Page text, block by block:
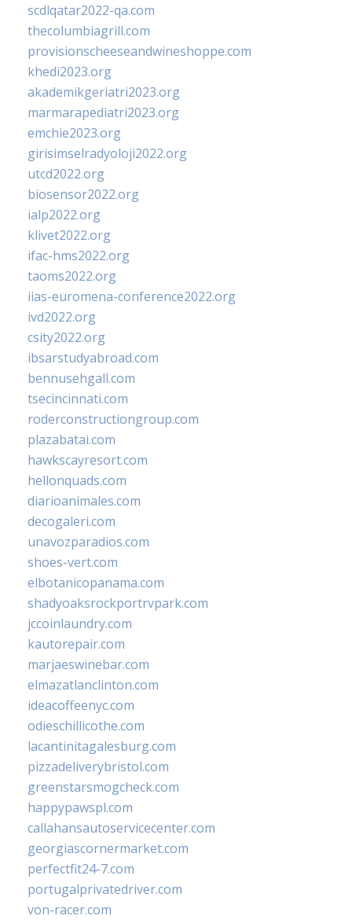
scdlqatar2022-qa.com
thecolumbiagrill.com
provisionscheeseandwineshoppe.com
khedi2023.org
akademikgeriatri2023.org
marmarapediatri2023.org
emchie2023.org
girisimselradyoloji2022.org
utcd2022.org
biosensor2022.org
ialp2022.org
klivet2022.org
ifac-hms2022.org
taoms2022.org
iias-euromena-conference2022.org
ivd2022.org
csity2022.org
ibsarstudyabroad.com
bennusehgall.com
tsecincinnati.com
roderconstructiongroup.com
plazabatai.com
hawkscayresort.com
hellonquads.com
diarioanimales.com
decogaleri.com
unavozparadios.com
shoes-vert.com
elbotanicopanama.com
shadyoaksrockportrvpark.com
jccoinlaundry.com
kautorepair.com
marjaeswinebar.com
elmazatlanclinton.com
ideacoffeenyc.com
odieschillicothe.com
lacantinitagalesburg.com
pizzadeliverybristol.com
greenstarsmogcheck.com
happypawspl.com
callahansautoservicecenter.com
georgiascornermarket.com
perfectfit24-7.com
portugalprivatedriver.com
von-racer.com